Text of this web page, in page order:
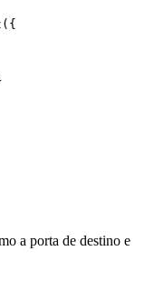
({
a porta de destino e